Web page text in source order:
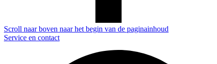
Scroll naar boven naar het begin van de paginainhoud
Service en contact